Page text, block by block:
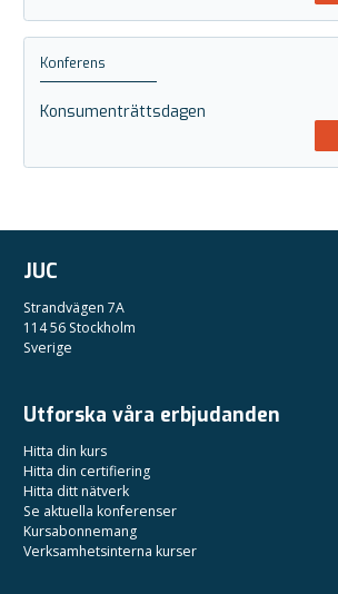
Konferens
Konsumenträttsdagen
JUC
Strandvägen 7A
114 56 Stockholm
Sverige
Utforska våra erbjudanden
Hitta din kurs
Hitta din certifiering
Hitta ditt nätverk
Se aktuella konferenser
Kursabonnemang
Verksamhetsinterna kurser